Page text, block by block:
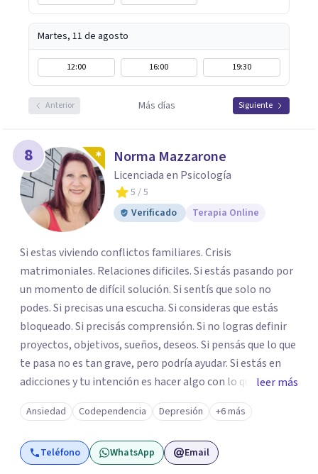
Martes, 11 de agosto
12:00 16:00 19:30
Anterior Más días Siguiente
8 Norma Mazzarone
Licenciada en Psicología
5 / 5
Verificado
Terapia Online
Si estas viviendo conflictos familiares. Crisis
matrimoniales. Relaciones dificiles. Si estás pasando por
un momento de difícil solución. Si sentís que solo no
podes. Si precisas una escucha. Si consideras que estás
bloqueado. Si precisás comprensión. Si no logras definir
proyectos, objetivos, sueños, deseos. Si pensás que lo que
te pasa no es tan grave, pero podría ayudar. Si estás en
adicciones y tu intención es hacer algo con lo que te está
pasando. No dudes en comunicarte a fin de comenzar a
resolver la situación que está generando esa angustia.
leer más
Ansiedad Codependencia Depresión +6 más
Teléfono WhatsApp Email